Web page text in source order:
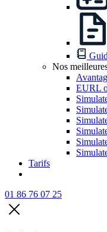
Nos
EURL
Tarifs
01 86 76 07 25